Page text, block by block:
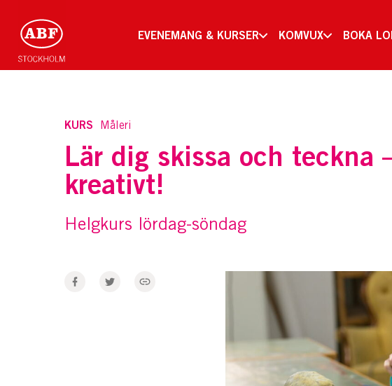
EVENEMANG & KURSER KOMVUX BOKA
KURS Måleri
Lär dig skissa och teckna
kreativt!
Helgkurs lördag-söndag